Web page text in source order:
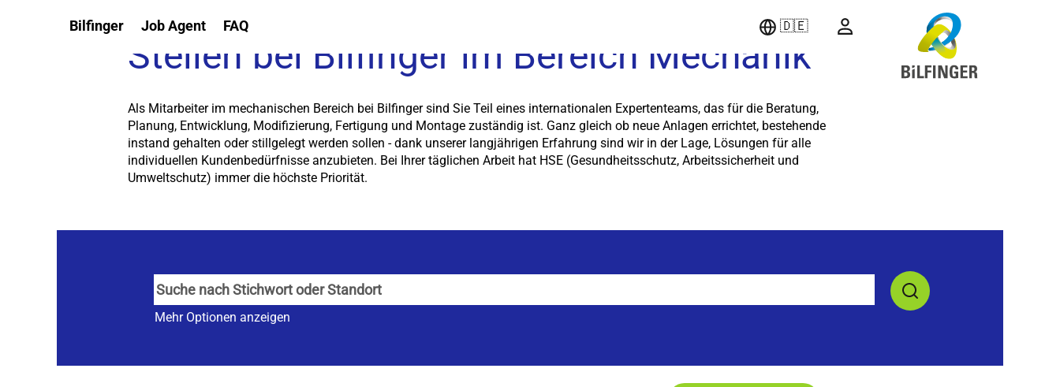
Bilfinger Job Agent FAQ 🇩🇪
Stelle
Stellen bei Bilfinger im Bereich Mechanik
Als Mitarbeiter im mechanischen Bereich bei Bilfinger sind Sie Teil eines internationalen Expertenteams, das für die Beratung,
Planung, Entwicklung, Modifizierung, Fertigung und Montage zuständig ist. Ganz gleich ob neue Anlagen errichtet, bestehende
instand gehalten oder stillgelegt werden sollen - dank unserer langjährigen Erfahrung sind wir in der Lage, Lösungen für alle
individuellen Kundenbedürfnisse anzubieten. Bei Ihrer täglichen Arbeit hat HSE (Gesundheitsschutz, Arbeitssicherheit und
Umweltschutz) immer die höchste Priorität.
Mehr Optionen anzeigen